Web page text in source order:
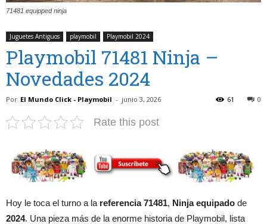
71481 equipped ninja
Juguetes Antiguos playmobil Playmobil 2024
Playmobil 71481 Ninja –
Novedades 2024
Por El Mundo Click - Playmobil - junio 3, 2026 0
61
Rate this post
Hoy le toca el turno a la referencia 71481, Ninja equipado de
2024. Una pieza más de la enorme historia de Playmobil, lista